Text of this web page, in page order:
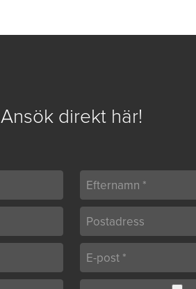
Ansök direkt här!